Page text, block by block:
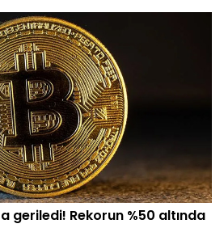
geriledi! Rekorun %50 altında